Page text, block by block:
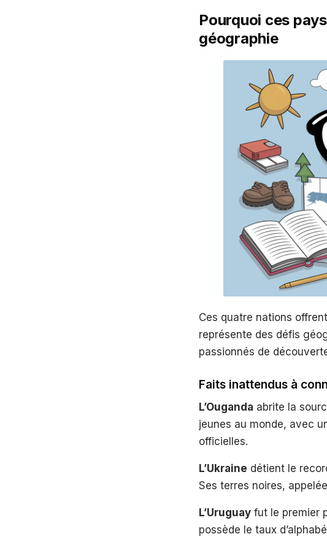
Pourquoi ces
géographie
Ces quatre nations
représente des défis
passionnés de
Faits inattendus à
L’Ouganda abrite la
jeunes au monde, avec
officielles.
L’Ukraine détient le
Ses terres noires,
L’Uruguay fut le premier
possède le taux